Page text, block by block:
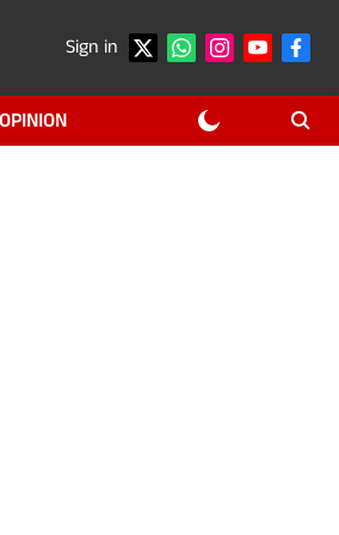
Sign in
OPINION